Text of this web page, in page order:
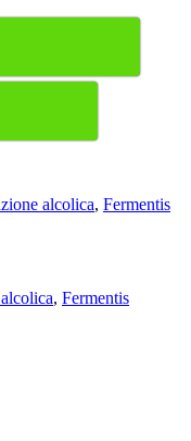
alcolica, Fermentis
, Fermentis